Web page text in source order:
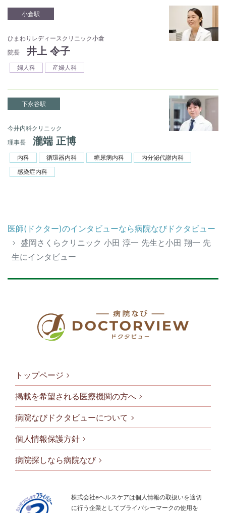
小倉駅
ひまわりレディースクリニック小倉
院長
井上 令子
婦人科 産婦人科
下永谷駅
今井内科クリニック
理事長
瀧端 正博
内科 循環器内科 糖尿病内科
内分泌代謝内科
感染症内科
医師(ドクター)のインタビューなら病院なびドクタビュー
盛岡さくらクリニック 小田 淳一 先生と小田 翔一 先
生にインタビュー
フッタメニ
トップページ
掲載を希望される医療機関の方へ
病院なびドクタビューについて
個人情報保護方針
病院探しなら病院なび
株式会社eヘルスケアは個人情報の取扱いを適切
に行う企業としてプライバシーマークの使用を